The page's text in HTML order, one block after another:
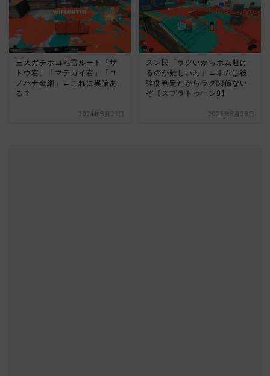
三大ガチホコ地雷ルート「ザ
トウ右」「マテガイ右」「ユ
ノハナ金網」←これに異論あ
る？
2024年8月21日
スレ民「ラグいからボム避け
るのが難しいわ」←ボムは被
弾側判定だからラグ関係ない
ぞ【スプラトゥーン3】
2023年8月28日